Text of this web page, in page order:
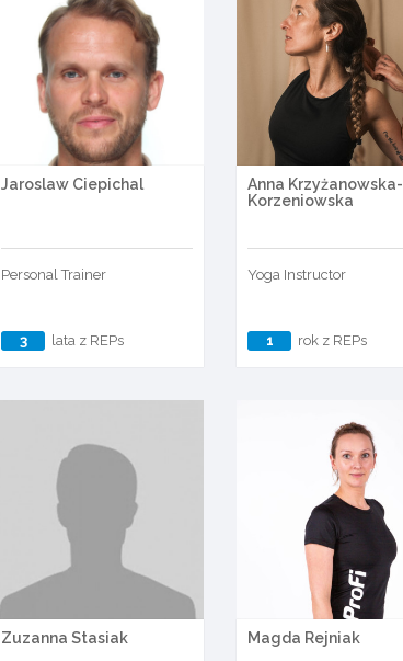
Jaroslaw Ciepichal
Personal Trainer
3 lata z REPs
Anna Krzyżanowska-
Korzeniowska
Yoga Instructor
1 rok z REPs
Zuzanna Stasiak Magda Rejniak